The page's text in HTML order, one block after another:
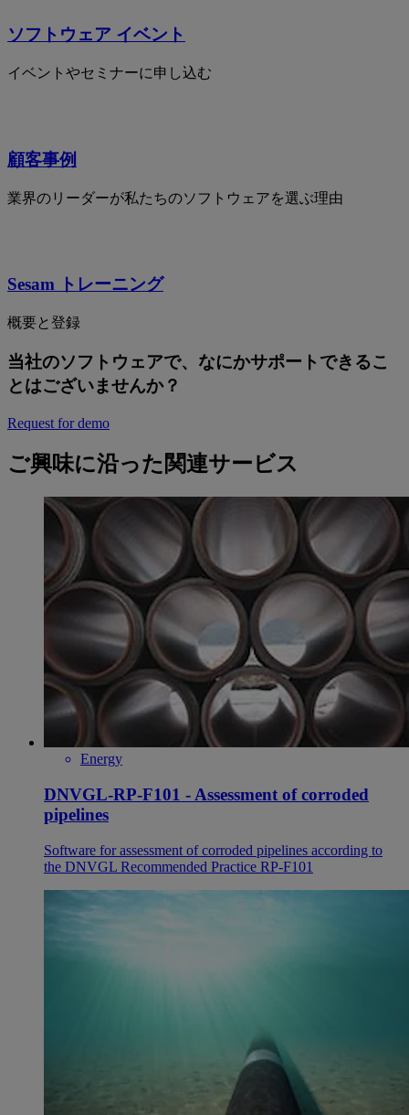
ソフトウェア イベント
イベントやセミナーに申し込む
顧客事例
業界のリーダーが私たちのソフトウェアを選ぶ理由
Sesam トレーニング
概要と登録
当社のソフトウェアで、なにかサポートできるこ
とはございませんか？
Request for demo
ご興味に沿った関連サービス
Energy
DNVGL-RP-F101 - Assessment of corroded
pipelines
Software for assessment of corroded pipelines according to
the DNVGL Recommended Practice RP-F101